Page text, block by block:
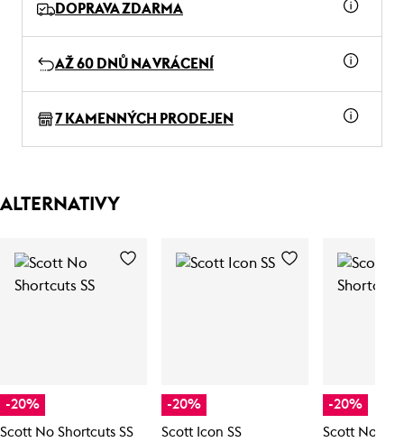
DOPRAVA ZDARMA
AŽ 60 DNŮ NA VRÁCENÍ
7 KAMENNÝCH PRODEJEN
ALTERNATIVY
-20%
Scott No Shortcuts SS
-20%
Scott Icon SS
-20%
Scott No